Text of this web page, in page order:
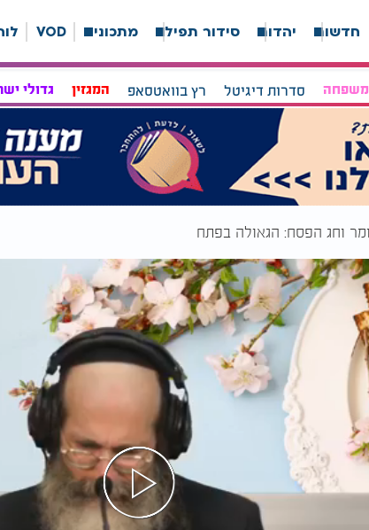
חדשות יהדות סידור תפילה מתכונים VOD
סדרות דיגיטל רץ בוואטסאפ המגזין גדולי
וחג הפסח: הגאולה בפתח